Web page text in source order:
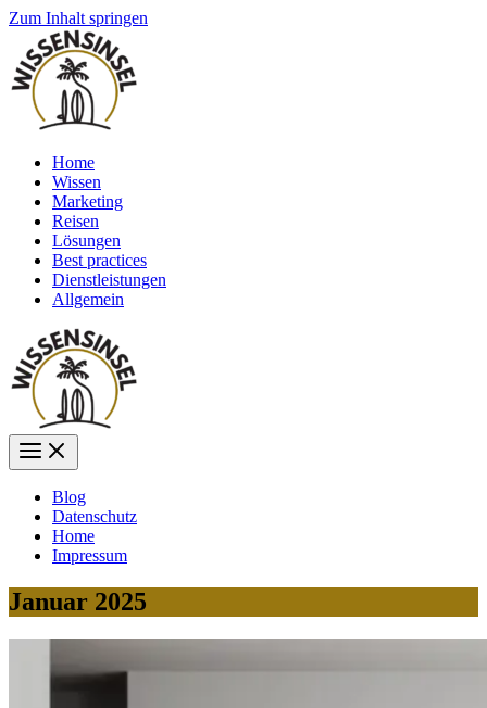
Zum Inhalt springen
Home
Wissen
Marketing
Reisen
Lösungen
Best practices
Dienstleistungen
Allgemein
Blog
Datenschutz
Home
Impressum
Januar 2025